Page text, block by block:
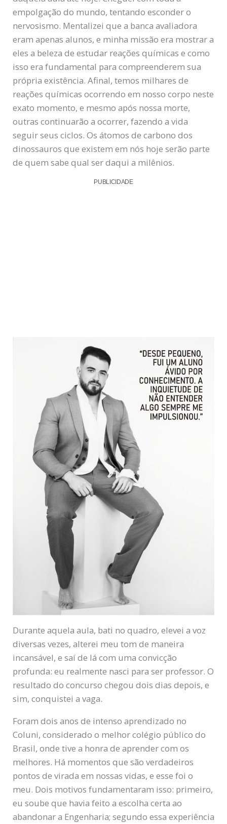
empolgação do mundo, tentando esconder o
nervosismo. Mentalizei que a banca avaliadora
eram apenas alunos, e minha missão era mostrar a
eles a beleza de estudar reações químicas e como
isso era fundamental para compreenderem sua
própria existência. Afinal, temos milhares de
reações químicas ocorrendo em nosso corpo neste
exato momento, e mesmo após nossa morte,
outras continuarão a ocorrer, fazendo a vida
seguir seus ciclos. Os átomos de carbono dos
dinossauros que existem em nós hoje serão parte
de quem sabe qual ser daqui a milênios.
PUBLICIDADE
Durante aquela aula, bati no quadro, elevei a voz
diversas vezes, alterei meu tom de maneira
incansável, e saí de lá com uma convicção
profunda: eu realmente nasci para ser professor. O
resultado do concurso chegou dois dias depois, e
sim, conquistei a vaga.
Foram dois anos de intenso aprendizado no
Coluni, considerado o melhor colégio público do
Brasil, onde tive a honra de aprender com os
melhores. Há momentos que são verdadeiros
pontos de virada em nossas vidas, e esse foi o
meu. Dois motivos fundamentaram isso: primeiro,
eu soube que havia feito a escolha certa ao
abandonar a Engenharia; segundo essa experiência